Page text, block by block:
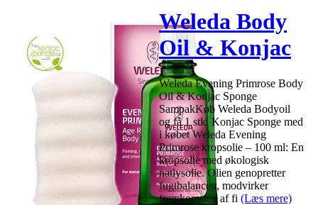
Weleda Body
Oil & Konjac
Sponge
Sampak – 100
ml.
Weleda Evening Primrose Body
Oil & Konjac Sponge
SampakKøb Weleda Bodyoil
og få 1 stk. Konjac Sponge med
i købet Weleda Evening
Primrose kropsolie – 100 ml: En
kropsolie med økologisk
natlysolie. Olien genopretter
fugtbalancen, modvirker
fremkomsten af fi (Læs mere)